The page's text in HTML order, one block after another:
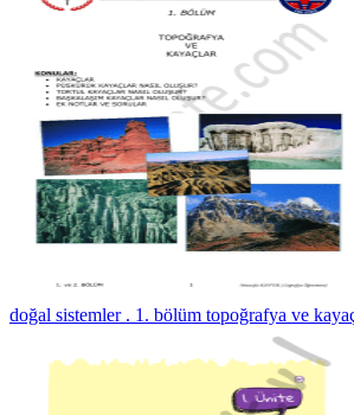
doğal sistemler . 1. bölüm topoğrafya ve